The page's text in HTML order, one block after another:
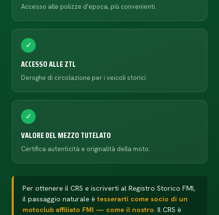
Accesso alle polizze d'epoca, più convenienti.
✓
ACCESSO ALLE ZTL
Deroghe di circolazione per i veicoli storici.
✓
VALORE DEL MEZZO TUTELATO
Certifica autenticità e originalità della moto.
Per ottenere il CRS e iscriverti al Registro Storico FMI,
il passaggio naturale ètesserarti come socio di un
motoclub affiliato FMI — come il nostro. Il CRS è